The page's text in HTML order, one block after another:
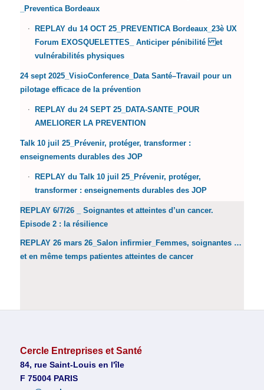
_Preventica Bordeaux
REPLAY du 14 OCT 25_PREVENTICA Bordeaux_23è UX
Forum EXOSQUELETTES_ Anticiper pénibilité et
vulnérabilités physiques
24 sept 2025_VisioConference_Data Santé–Travail pour un
pilotage efficace de la prévention
REPLAY du 24 SEPT 25_DATA-SANTE_POUR
AMELIORER LA PREVENTION
Talk 10 juil 25_Prévenir, protéger, transformer :
enseignements durables des JOP
REPLAY du Talk 10 juil 25_Prévenir, protéger,
transformer : enseignements durables des JOP
REPLAY 6/7/26 _ Soignantes et atteintes d’un cancer.
Episode 2 : la résilience
REPLAY 26 mars 26_Salon infirmier_Femmes, soignantes …
et en même temps patientes atteintes de cancer
Cercle Entreprises et Santé
84, rue Saint-Louis en l'île
F 75004 PARIS